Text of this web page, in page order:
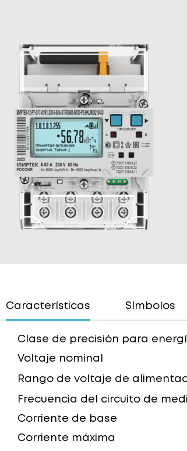
Características Símbolos
Clase de precisión para
Voltaje nominal
Rango de voltaje de
Frecuencia del circuito de
Corriente de base
Corriente máxima